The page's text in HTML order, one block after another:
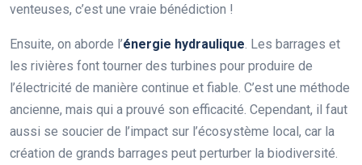
venteuses, c’est une vraie bénédiction !
Ensuite, on aborde l’énergie hydraulique. Les barrages et
les rivières font tourner des turbines pour produire de
l’électricité de manière continue et fiable. C’est une méthode
ancienne, mais qui a prouvé son efficacité. Cependant, il faut
aussi se soucier de l’impact sur l’écosystème local, car la
création de grands barrages peut perturber la biodiversité.